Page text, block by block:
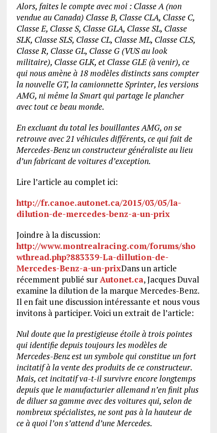
Alors, faites le compte avec moi : Classe A (non
vendue au Canada) Classe B, Classe CLA, Classe C,
Classe E, Classe S, Classe GLA, Classe SL, Classe
SLK, Classe SLS, Classe CL, Classe ML, Classe CLS,
Classe R, Classe GL, Classe G (VUS au look
militaire), Classe GLK, et Classe GLE (à venir), ce
qui nous amène à 18 modèles distincts sans compter
la nouvelle GT, la camionnette Sprinter, les versions
AMG, ni même la Smart qui partage le plancher
avec tout ce beau monde.
En excluant du total les bouillantes AMG, on se
retrouve avec 21 véhicules différents, ce qui fait de
Mercedes-Benz un constructeur généraliste au lieu
d’un fabricant de voitures d’exception.
Lire l’article au complet ici:
http://fr.canoe.autonet.ca/2015/03/05/la-
dilution-de-mercedes-benz-a-un-prix
Joindre à la discussion:
http://www.montrealracing.com/forums/sho
wthread.php?883339-La-dillution-de-
Mercedes-Benz-a-un-prixDans un article
récemment publié surAutonet.ca, Jacques Duval
examine la dilution de la marque Mercedes-Benz.
Il en fait une discussion intéressante et nous vous
invitons à participer. Voici un extrait de l’article:
Nul doute que la prestigieuse étoile à trois pointes
qui identifie depuis toujours les modèles de
Mercedes-Benz est un symbole qui constitue un fort
incitatif à la vente des produits de ce constructeur.
Mais, cet incitatif va-t-il survivre encore longtemps
depuis que le manufacturier allemand n’en finit plus
de diluer sa gamme avec des voitures qui, selon de
nombreux spécialistes, ne sont pas à la hauteur de
ce à quoi l’on s’attend d’une Mercedes.